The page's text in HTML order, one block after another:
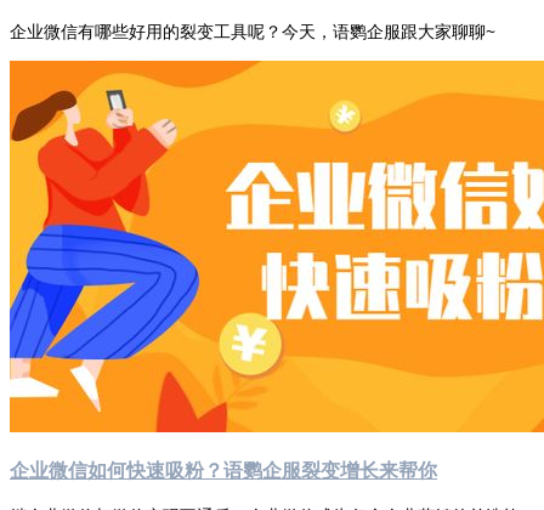
企业微信有哪些好用的裂变工具呢？今天，语鹦企服跟大家聊聊~
企业微信如何快速吸粉？语鹦企服裂变增长来帮你